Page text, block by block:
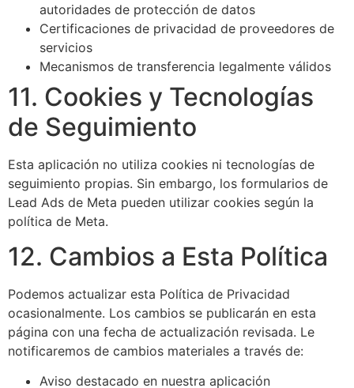
autoridades de protección de datos
Certificaciones de privacidad de proveedores de
servicios
Mecanismos de transferencia legalmente válidos
11. Cookies y Tecnologías
de Seguimiento
Esta aplicación no utiliza cookies ni tecnologías de
seguimiento propias. Sin embargo, los formularios de
Lead Ads de Meta pueden utilizar cookies según la
política de Meta.
12. Cambios a Esta Política
Podemos actualizar esta Política de Privacidad
ocasionalmente. Los cambios se publicarán en esta
página con una fecha de actualización revisada. Le
notificaremos de cambios materiales a través de:
Aviso destacado en nuestra aplicación